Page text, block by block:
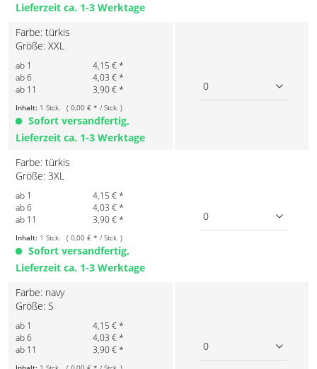
Lieferzeit ca. 1-3 Werktage
Farbe: türkis
Größe: XXL
ab 1
4,15 € *
ab 6
4,03 € *
ab 11
3,90 € *
Inhalt: 1 Stck. ( 0,00 € * / Stck. )
Sofort versandfertig,
Lieferzeit ca. 1-3 Werktage
0
Farbe: türkis
Größe: 3XL
ab 1
4,15 € *
ab 6
4,03 € *
ab 11
3,90 € *
Inhalt: 1 Stck. ( 0,00 € * / Stck. )
Sofort versandfertig,
Lieferzeit ca. 1-3 Werktage
0
Farbe: navy
Größe: S
ab 1
4,15 € *
ab 6
4,03 € *
ab 11
3,90 € * 0